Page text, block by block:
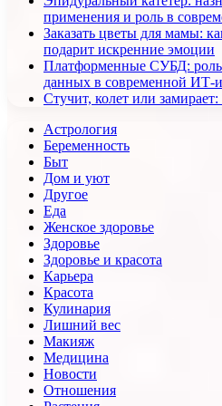
применения и роль в
Заказать цветы для мамы:
подарит искренние эмоции
Платформенные СУБД: роль
данных в современной ИТ-
Стучит, колет или
Астрология
Беременность
Быт
Дом и уют
Другое
Еда
Женское здоровье
Здоровье
Здоровье и красота
Карьера
Красота
Кулинария
Лишний вес
Макияж
Медицина
Новости
Отношения